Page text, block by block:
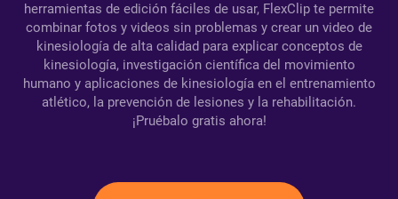
herramientas de edición fáciles de usar, FlexClip te permite
combinar fotos y videos sin problemas y crear un video de
kinesiología de alta calidad para explicar conceptos de
kinesiología, investigación científica del movimiento
humano y aplicaciones de kinesiología en el entrenamiento
atlético, la prevención de lesiones y la rehabilitación.
¡Pruébalo gratis ahora!